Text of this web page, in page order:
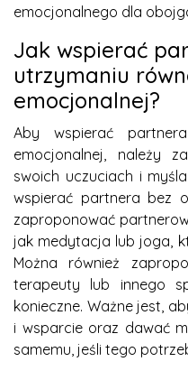
emocjonalnego dla
Jak wspierać
utrzymaniu
emocjonalnej?
Aby wspierać
emocjonalnej, należy
swoich uczuciach i
wspierać partnera bez
zaproponować
jak medytacja lub joga,
Można również
terapeuty lub innego
konieczne. Ważne jest,
i wsparcie oraz dawać
samemu, jeśli tego